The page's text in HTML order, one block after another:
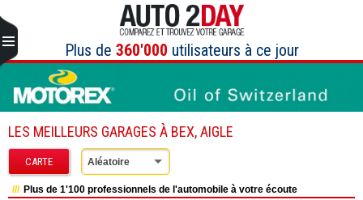
au
contenu
Plus de 360'000 utilisateurs à ce jour
LES MEILLEURS GARAGES À BEX, AIGLE
CARTE Aléatoire
Plus de 1'100 professionnels de l'automobile à votre écoute